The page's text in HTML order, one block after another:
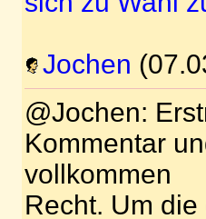
Jochen
@Jochen:
Kommentar
vollkommen
Recht. Um